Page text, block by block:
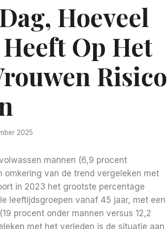
Hoeveel
Op Het
Risico
2025
mannen (6,9 procent
van de trend vergeleken met
in 2023 het grootste percentage
leeftijdsgroepen vanaf 45 jaar, met een
procent onder mannen versus 12,2
met het verleden is de situatie aan